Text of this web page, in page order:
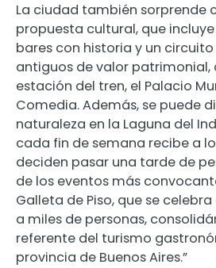
La ciudad también sorprende
propuesta cultural, que
bares con historia y un
antiguos de valor patrimonial,
estación del tren, el Palacio
Comedia. Además, se puede
naturaleza en la Laguna del
cada fin de semana recibe a
deciden pasar una tarde de
de los eventos más
Galleta de Piso, que se
a miles de personas,
referente del turismo
provincia de Buenos Aires.”